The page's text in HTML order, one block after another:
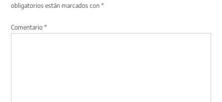
obligatorios están marcados con*
Comentario*